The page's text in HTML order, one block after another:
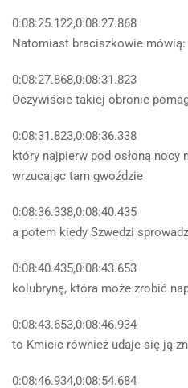
0:08:25.122,0:08:27.868
Natomiast braciszkowie mówią:
0:08:27.868,0:08:31.823
Oczywiście takiej obronie
0:08:31.823,0:08:36.338
który najpierw pod osłoną nocy
wrzucając tam gwoździe
0:08:36.338,0:08:40.435
a potem kiedy Szwedzi
0:08:40.435,0:08:43.653
kolubrynę, która może zrobić
0:08:43.653,0:08:46.934
to Kmicic również udaje się ją
0:08:46.934,0:08:54.684